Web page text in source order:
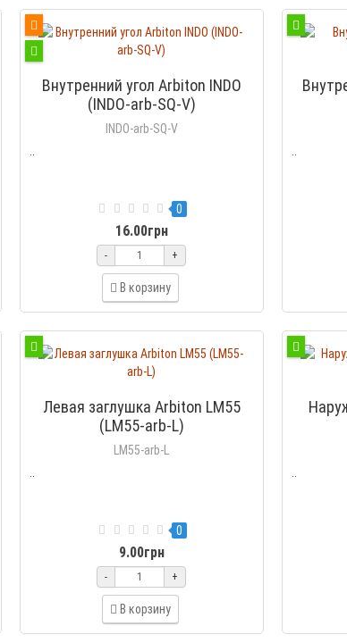
Внутренний угол Arbiton INDO
(INDO-arb-SQ-V)
INDO-arb-SQ-V
0
16.00грн
- +
В корзину
Левая заглушка Arbiton LM55
(LM55-arb-L)
LM55-arb-L
0
9.00грн
- +
В корзину